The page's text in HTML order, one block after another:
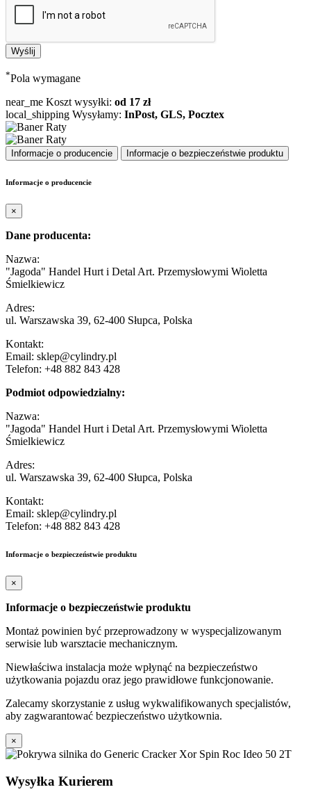
*Pola wymagane
near_me Koszt wysyłki: od 17 zł
local_shipping Wysyłamy: InPost, GLS, Pocztex
Informacje o producencie Informacje o bezpieczeństwie produktu
Informacje o producencie
×
Dane producenta:
Nazwa:
"Jagoda" Handel Hurt i Detal Art. Przemysłowymi Wioletta
Śmielkiewicz
Adres:
ul. Warszawska 39, 62-400 Słupca, Polska
Kontakt:
Email: sklep@cylindry.pl
Telefon: +48 882 843 428
Podmiot odpowiedzialny:
Nazwa:
"Jagoda" Handel Hurt i Detal Art. Przemysłowymi Wioletta
Śmielkiewicz
Adres:
ul. Warszawska 39, 62-400 Słupca, Polska
Kontakt:
Email: sklep@cylindry.pl
Telefon: +48 882 843 428
Informacje o bezpieczeństwie produktu
×
Informacje o bezpieczeństwie produktu
Montaż powinien być przeprowadzony w wyspecjalizowanym
serwisie lub warsztacie mechanicznym.
Niewłaściwa instalacja może wpłynąć na bezpieczeństwo
użytkowania pojazdu oraz jego prawidłowe funkcjonowanie.
Zalecamy skorzystanie z usług wykwalifikowanych specjalistów,
aby zagwarantować bezpieczeństwo użytkownia.
×
Wysyłka Kurierem